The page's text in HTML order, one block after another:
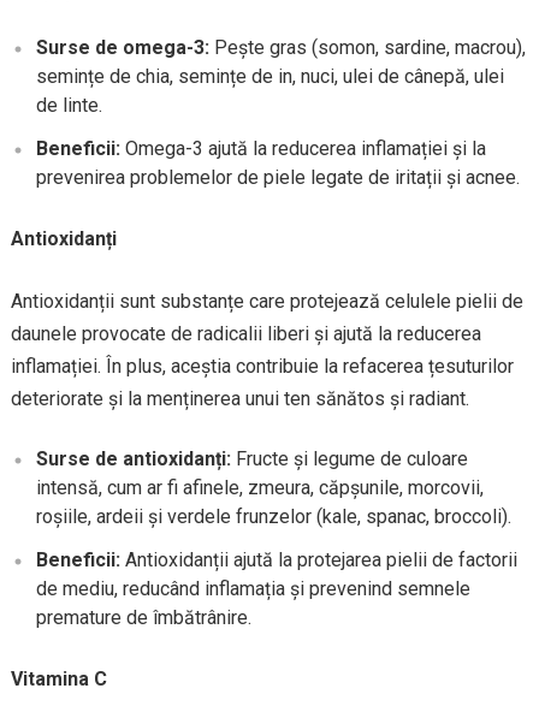
Surse de omega-3: Pește gras (somon, sardine, macrou),
semințe de chia, semințe de in, nuci, ulei de cânepă, ulei
de linte.
Beneficii: Omega-3 ajută la reducerea inflamației și la
prevenirea problemelor de piele legate de iritații și acnee.
Antioxidanți
Antioxidanții sunt substanțe care protejează celulele pielii de
daunele provocate de radicalii liberi și ajută la reducerea
inflamației. În plus, aceștia contribuie la refacerea țesuturilor
deteriorate și la menținerea unui ten sănătos și radiant.
Surse de antioxidanți: Fructe și legume de culoare
intensă, cum ar fi afinele, zmeura, căpșunile, morcovii,
roșiile, ardeii și verdele frunzelor (kale, spanac, broccoli).
Beneficii: Antioxidanții ajută la protejarea pielii de factorii
de mediu, reducând inflamația și prevenind semnele
premature de îmbătrânire.
Vitamina C